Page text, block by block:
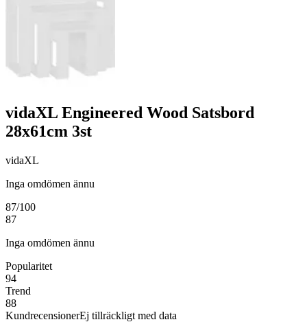
vidaXL Engineered Wood Satsbord
28x61cm 3st
vidaXL
Inga omdömen ännu
87/100
87
Inga omdömen ännu
Popularitet
94
Trend
88
KundrecensionerEj tillräckligt med data